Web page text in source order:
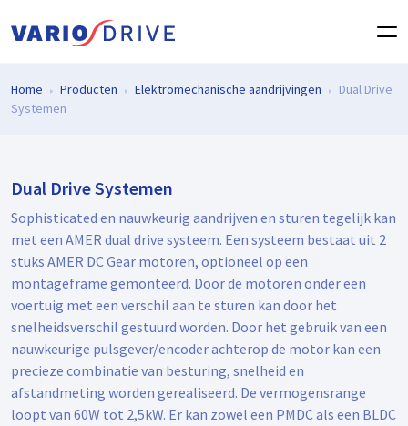
Home Producten Elektromechanische aandrijvingen
Dual Drive
Systemen
Dual Drive Systemen
Sophisticated en nauwkeurig aandrijven en sturen tegelijk kan
met een AMER dual drive systeem. Een systeem bestaat uit 2
stuks AMER DC Gear motoren, optioneel op een
montageframe gemonteerd. Door de motoren onder een
voertuig met een verschil aan te sturen kan door het
snelheidsverschil gestuurd worden. Door het gebruik van een
nauwkeurige pulsgever/encoder achterop de motor kan een
precieze combinatie van besturing, snelheid en
afstandmeting worden gerealiseerd. De vermogensrange
loopt van 60W tot 2,5kW. Er kan zowel een PMDC als een BLDC